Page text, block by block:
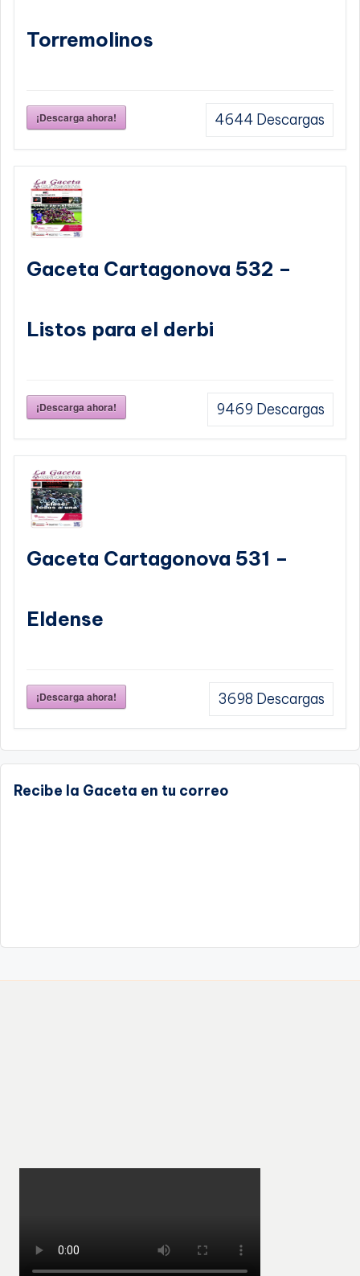
Torremolinos
¡Descarga ahora! 4644 Descargas
Gaceta Cartagonova 532 –
Listos para el derbi
¡Descarga ahora! 9469 Descargas
Gaceta Cartagonova 531 –
Eldense
¡Descarga ahora! 3698 Descargas
Recibe la Gaceta en tu correo